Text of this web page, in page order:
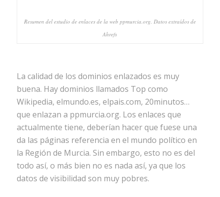
Resumen del estudio de enlaces de la web ppmurcia.org. Datos extraídos de
Ahrefs
La calidad de los dominios enlazados es muy
buena. Hay dominios llamados Top como
Wikipedia, elmundo.es, elpais.com, 20minutos…
que enlazan a ppmurcia.org. Los enlaces que
actualmente tiene, deberían hacer que fuese una
da las páginas referencia en el mundo político en
la Región de Murcia. Sin embargo, esto no es del
todo así, o más bien no es nada así, ya que los
datos de visibilidad son muy pobres.